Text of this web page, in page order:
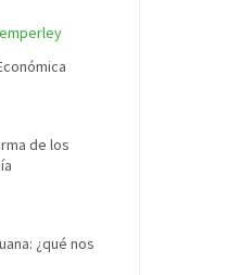
de los
¿qué nos